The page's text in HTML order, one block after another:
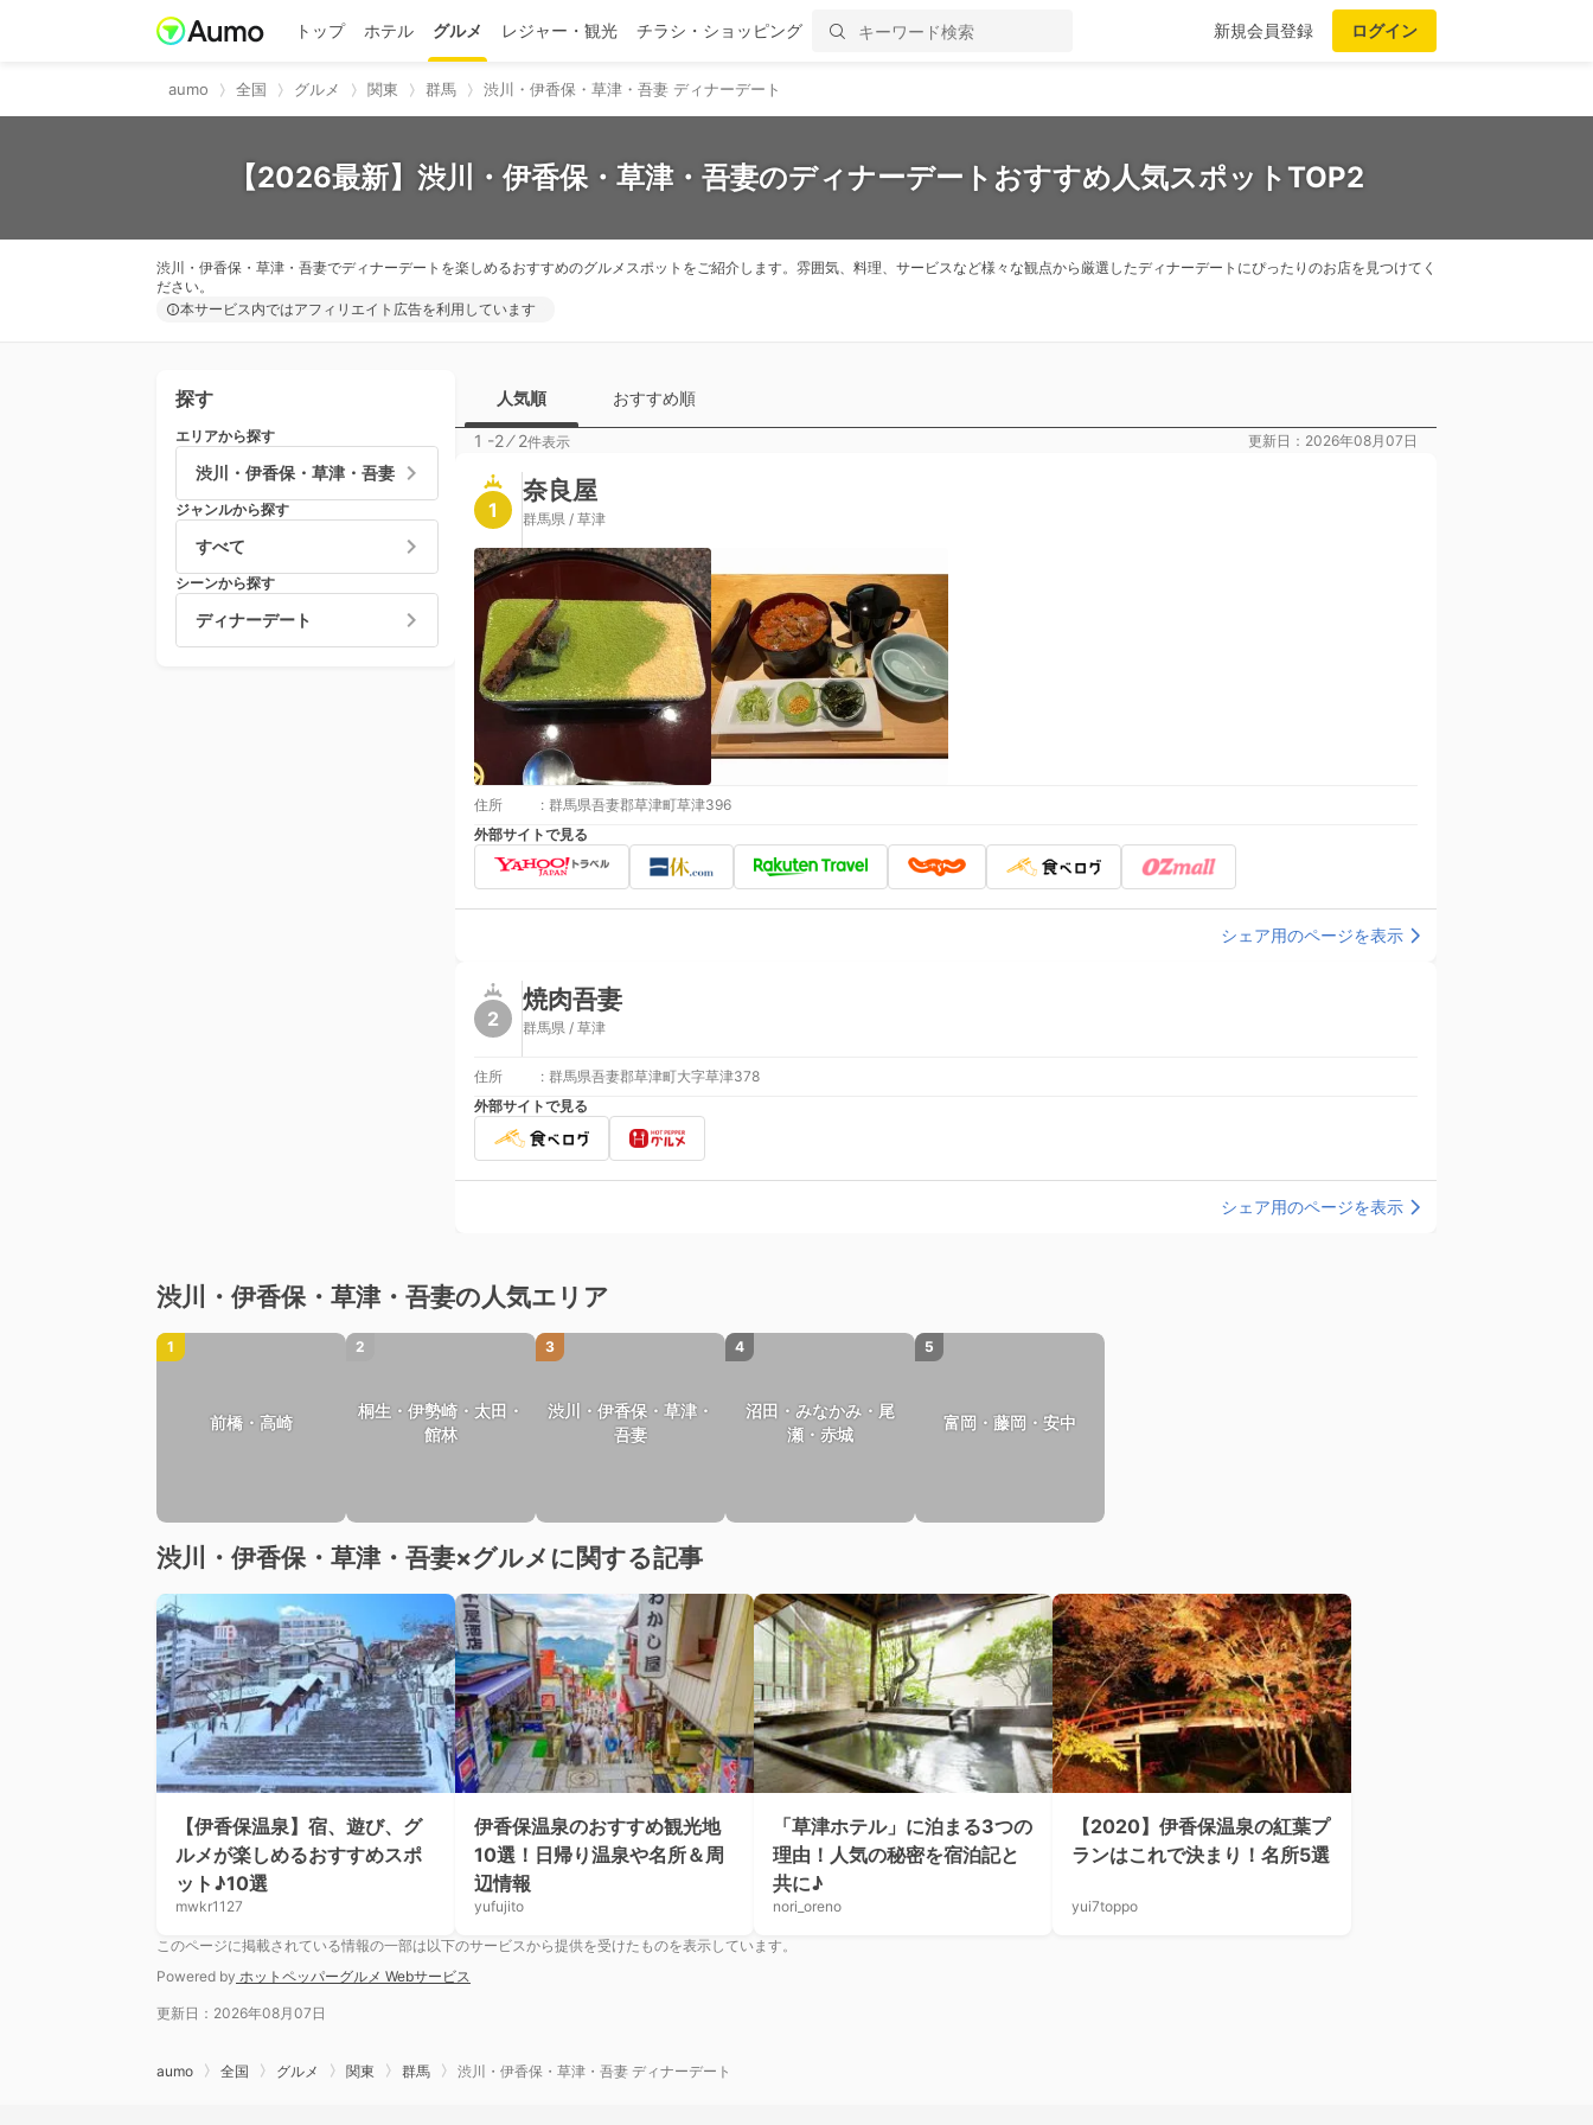
トップ ホテル グルメ レジャー・観光 チラシ・ショッピング 新規会員登録 ログイン
aumo 全国 グルメ 関東 群馬 渋川・伊香保・草津・吾妻 ディナーデート
【2026最新】渋川・伊香保・草津・吾妻のディナーデートおすすめ人気スポットTOP2
渋川・伊香保・草津・吾妻でディナーデートを楽しめるおすすめのグルメスポットをご紹介します。雰囲気、料理、サービスなど様々な観点から厳選したディナーデートにぴったりのお店を見つけてく
ださい。
本サービス内ではアフィリエイト広告を利用しています
探す
エリアから探す
渋川・伊香保・草津・吾妻
ジャンルから探す
すべて
シーンから探す
ディナーデート
人気順 おすすめ順
1 -2⁄2件表示 更新日：2026年08月07日
1
奈良屋
群馬県 / 草津
住所 : 群馬県吾妻郡草津町草津396
外部サイトで見る
シェア用のページを表示
2
焼肉吾妻
群馬県 / 草津
住所 : 群馬県吾妻郡草津町大字草津378
外部サイトで見る
シェア用のページを表示
渋川・伊香保・草津・吾妻の人気エリア
1
前橋・高崎
2
桐生・伊勢崎・太田・
館林
3
渋川・伊香保・草津・
吾妻
4
沼田・みなかみ・尾
瀬・赤城
5
富岡・藤岡・安中
渋川・伊香保・草津・吾妻×グルメに関する記事
【伊香保温泉】宿、遊び、グ
ルメが楽しめるおすすめスポ
ット♪10選
mwkr1127
伊香保温泉のおすすめ観光地
10選！日帰り温泉や名所＆周
辺情報
yufujito
「草津ホテル」に泊まる3つの
理由！人気の秘密を宿泊記と
共に♪
nori_oreno
【2020】伊香保温泉の紅葉プ
ランはこれで決まり！名所5選
yui7toppo
このページに掲載されている情報の一部は以下のサービスから提供を受けたものを表示しています。
Powered by ホットペッパーグルメ Webサービス
更新日：2026年08月07日
aumo 全国 グルメ 関東 群馬 渋川・伊香保・草津・吾妻 ディナーデート